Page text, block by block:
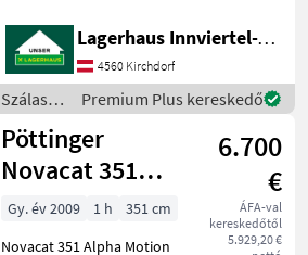
+ tehercsökkentő rugók
Kaszagerendely: Tárcsák,
Visszahajtás: mechanikus
visszahajtás
Lagerhaus Innviertel-Traunviertel-Urfahr eGen, Kirchdorf
4560 Kirchdorf
Szálastakarmány
betakarítók
/
Pöttinger
Premium Plus kereskedő
Pöttinger
Novacat 351
Alpha Motion
6.700
€
ÁFA-val
kereskedőtől
5.929,20 €
Gy. év 2009 1 h
351 cm
Novacat 351 Alpha Motion